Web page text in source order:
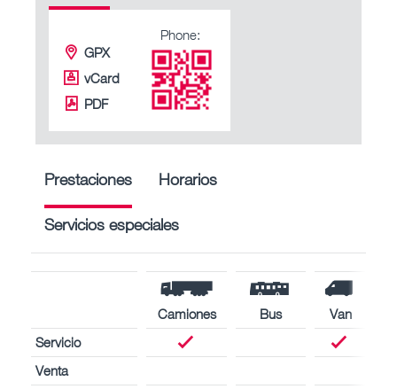
GPX
vCard
PDF
Phone:
Prestaciones Horarios
Servicios especiales
Camiones Bus
Van
Servicio
Venta